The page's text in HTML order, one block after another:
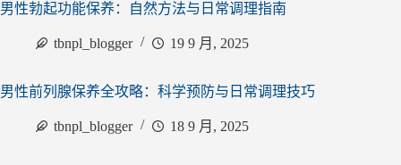
男性勃起功能保养：自然方法与日常调理指南
tbnpl_blogger 19 9 月, 2025
男性前列腺保养全攻略：科学预防与日常调理技巧
tbnpl_blogger 18 9 月, 2025